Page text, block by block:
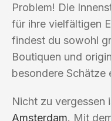
Problem! Die
für ihre vielfältigen
findest du sowohl
Boutiquen und
besondere Schätze
Nicht zu vergessen
Amsterdam. Mit